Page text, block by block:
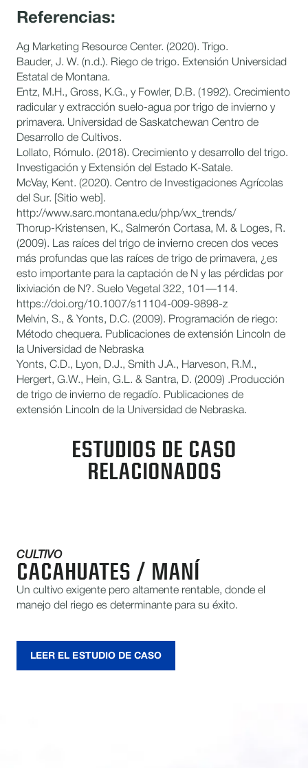
Referencias:
Ag Marketing Resource Center. (2020). Trigo.
Bauder, J. W. (n.d.). Riego de trigo. Extensión Universidad
Estatal de Montana.
Entz, M.H., Gross, K.G., y Fowler, D.B. (1992). Crecimiento
radicular y extracción suelo-agua por trigo de invierno y
primavera. Universidad de Saskatchewan Centro de
Desarrollo de Cultivos.
Lollato, Rómulo. (2018). Crecimiento y desarrollo del trigo.
Investigación y Extensión del Estado K-Satale.
McVay, Kent. (2020). Centro de Investigaciones Agrícolas
del Sur. [Sitio web].
http://www.sarc.montana.edu/php/wx_trends/
Thorup-Kristensen, K., Salmerón Cortasa, M. & Loges, R.
(2009). Las raíces del trigo de invierno crecen dos veces
más profundas que las raíces de trigo de primavera, ¿es
esto importante para la captación de N y las pérdidas por
lixiviación de N?. Suelo Vegetal 322, 101—114.
https://doi.org/10.1007/s11104-009-9898-z
Melvin, S., & Yonts, D.C. (2009). Programación de riego:
Método chequera. Publicaciones de extensión Lincoln de
la Universidad de Nebraska
Yonts, C.D., Lyon, D.J., Smith J.A., Harveson, R.M.,
Hergert, G.W., Hein, G.L. & Santra, D. (2009) .Producción
de trigo de invierno de regadío. Publicaciones de
extensión Lincoln de la Universidad de Nebraska.
ESTUDIOS DE CASO
RELACIONADOS
CULTIVO
CACAHUATES / MANÍ
Un cultivo exigente pero altamente rentable, donde el
manejo del riego es determinante para su éxito.
LEER EL ESTUDIO DE CASO